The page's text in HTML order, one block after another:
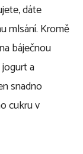
dáte
mlsání. Kromě
báječnou
a
snadno
cukru v